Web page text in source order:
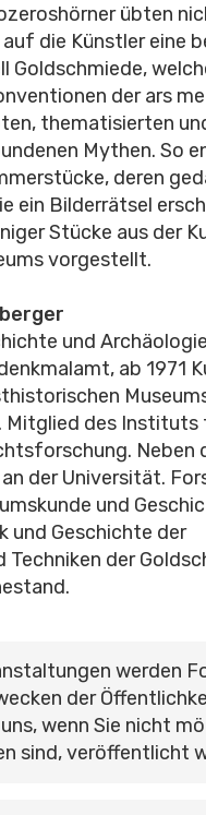
übten
die Künstler eine
Goldschmiede,
der ars
thematisierten
Mythen. So
deren
ein Bilderrätsel
Stücke aus der
vorgestellt.
und
ab 1971
Mitglied des Instituts
Neben
der Universität.
und
und Geschichte der
der
werden
der
wenn Sie nicht
sind, veröffentlicht